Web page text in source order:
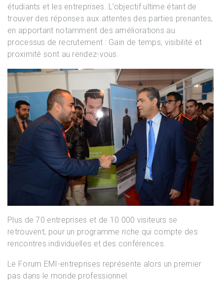
étudiants et les entreprises. L’objectif ultime étant de
trouver des réponses aux attentes des parties prenantes,
en apportant notamment des améliorations au
processus de recrutement : Gain de temps, visibilité et
proximité sont au rendez-vous.
Plus de 70 entreprises et de 10 000 visiteurs se
retrouvent, pour un programme riche qui compte des
rencontres individuelles et des conférences.
Le Forum EMI-entreprises représente alors un premier
pas dans le monde professionnel.